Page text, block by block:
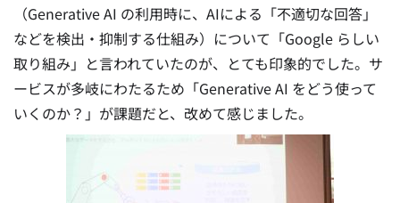
（Generative AI の利用時に、AIによる「不適切な回答」
などを検出・抑制する仕組み）について「Google らしい
取り組み」と言われていたのが、とても印象的でした。サ
ービスが多岐にわたるため「Generative AI をどう使って
いくのか？」が課題だと、改めて感じました。